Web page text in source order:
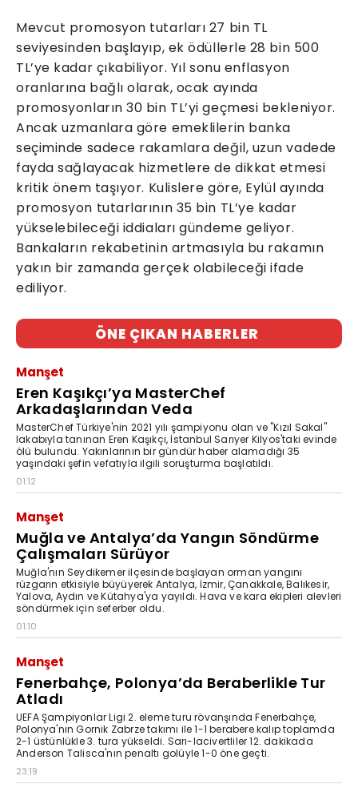
Mevcut promosyon tutarları 27 bin TL
seviyesinden başlayıp, ek ödüllerle 28 bin 500
TL’ye kadar çıkabiliyor. Yıl sonu enflasyon
oranlarına bağlı olarak, ocak ayında
promosyonların 30 bin TL’yi geçmesi bekleniyor.
Ancak uzmanlara göre emeklilerin banka
seçiminde sadece rakamlara değil, uzun vadede
fayda sağlayacak hizmetlere de dikkat etmesi
kritik önem taşıyor. Kulislere göre, Eylül ayında
promosyon tutarlarının 35 bin TL’ye kadar
yükselebileceği iddiaları gündeme geliyor.
Bankaların rekabetinin artmasıyla bu rakamın
yakın bir zamanda gerçek olabileceği ifade
ediliyor.
ÖNE ÇIKAN HABERLER
Manşet
Eren Kaşıkçı’ya MasterChef
Arkadaşlarından Veda
MasterChef Türkiye'nin 2021 yılı şampiyonu olan ve "Kızıl Sakal"
lakabıyla tanınan Eren Kaşıkçı, İstanbul Sarıyer Kilyos'taki evinde
ölü bulundu. Yakınlarının bir gündür haber alamadığı 35
yaşındaki şefin vefatıyla ilgili soruşturma başlatıldı.
01:12
Manşet
Muğla ve Antalya’da Yangın Söndürme
Çalışmaları Sürüyor
Muğla'nın Seydikemer ilçesinde başlayan orman yangını
rüzgarın etkisiyle büyüyerek Antalya, İzmir, Çanakkale, Balıkesir,
Yalova, Aydın ve Kütahya'ya yayıldı. Hava ve kara ekipleri alevleri
söndürmek için seferber oldu.
01:10
Manşet
Fenerbahçe, Polonya’da Beraberlikle Tur
Atladı
UEFA Şampiyonlar Ligi 2. eleme turu rövanşında Fenerbahçe,
Polonya'nın Gornik Zabrze takımı ile 1-1 berabere kalıp toplamda
2-1 üstünlükle 3. tura yükseldi. Sarı-lacivertliler 12. dakikada
Anderson Talisca'nın penaltı golüyle 1-0 öne geçti.
23:19